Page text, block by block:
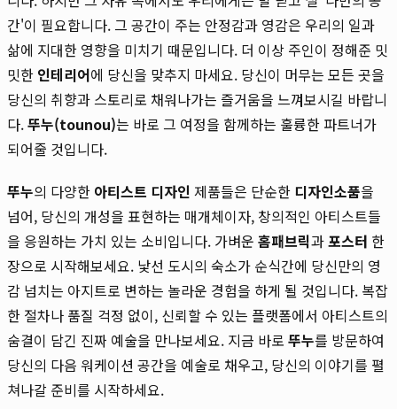
간'이 필요합니다. 그 공간이 주는 안정감과 영감은 우리의 일과
삶에 지대한 영향을 미치기 때문입니다. 더 이상 주인이 정해준 밋
밋한 인테리어에 당신을 맞추지 마세요. 당신이 머무는 모든 곳을
당신의 취향과 스토리로 채워나가는 즐거움을 느껴보시길 바랍니
다.뚜누(tounou)는 바로 그 여정을 함께하는 훌륭한 파트너가
되어줄 것입니다.
뚜누의 다양한 아티스트 디자인 제품들은 단순한 디자인소품을
넘어, 당신의 개성을 표현하는 매개체이자, 창의적인 아티스트들
을 응원하는 가치 있는 소비입니다. 가벼운 홈패브릭과포스터 한
장으로 시작해보세요. 낯선 도시의 숙소가 순식간에 당신만의 영
감 넘치는 아지트로 변하는 놀라운 경험을 하게 될 것입니다. 복잡
한 절차나 품질 걱정 없이, 신뢰할 수 있는 플랫폼에서 아티스트의
숨결이 담긴 진짜 예술을 만나보세요. 지금 바로 뚜누를 방문하여
당신의 다음 워케이션 공간을 예술로 채우고, 당신의 이야기를 펼
쳐나갈 준비를 시작하세요.